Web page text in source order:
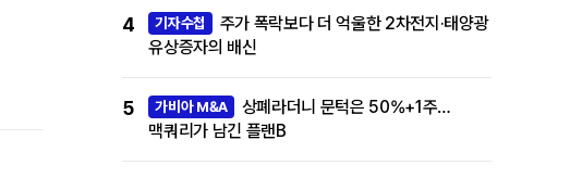
4 기자수첩
주가 폭락보다 더 억울한 2차전지·태양광
유상증자의 배신
5 가비아 M&A
상폐라더니 문턱은 50%+1주…
맥쿼리가 남긴 플랜B